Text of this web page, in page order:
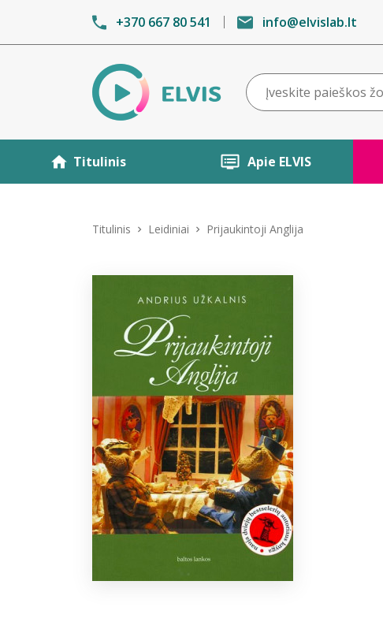
+370 667 80 541 info@elvislab.lt
Titulinis Apie ELVIS
Titulinis Leidiniai Prijaukintoji Anglija